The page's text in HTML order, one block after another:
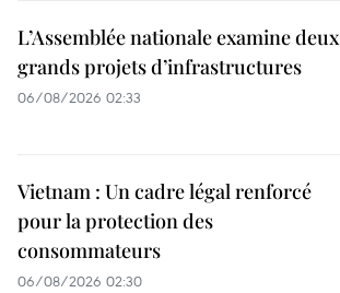
L’Assemblée nationale examine deux
grands projets d’infrastructures
06/08/2026 02:33
Vietnam : Un cadre légal renforcé
pour la protection des
consommateurs
06/08/2026 02:30